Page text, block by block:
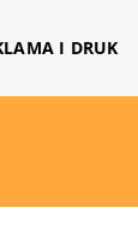
I DRUK